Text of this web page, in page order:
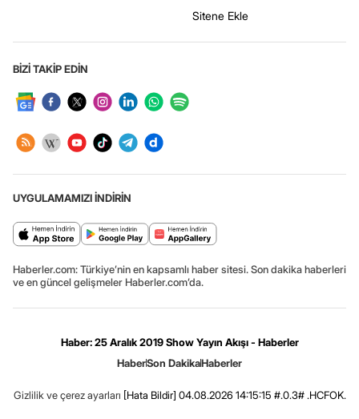
Sitene Ekle
BİZİ TAKİP EDİN
UYGULAMAMIZI İNDİRİN
Haberler.com: Türkiye’nin en kapsamlı haber sitesi. Son dakika haberleri
ve en güncel gelişmeler Haberler.com’da.
Haber: 25 Aralık 2019 Show Yayın Akışı - Haberler
HaberSon DakikaHaberler
Gizlilik ve çerez ayarları [Hata Bildir] 04.08.2026 14:15:15 #.0.3# .HCFOK.